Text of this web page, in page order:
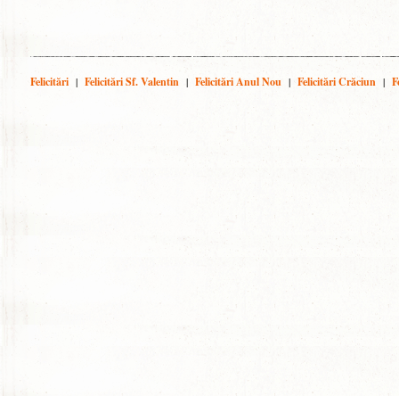
Felicitări | Felicitări Sf. Valentin | Felicitări Anul Nou | Felicitări Crăciun |